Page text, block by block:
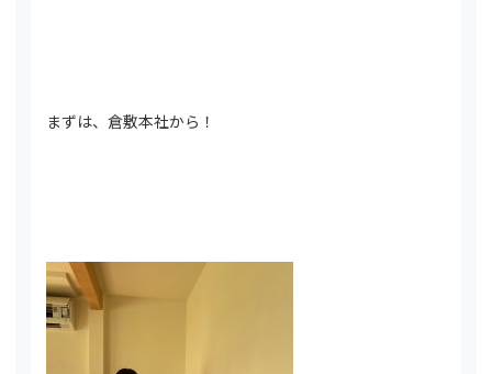
まずは、倉敷本社から！